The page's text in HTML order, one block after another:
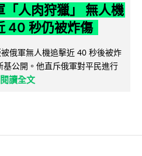
人肉狩獵」 無人機
40 秒仍被炸傷
俄軍無人機追擊近 40 秒後被炸
公開。他直斥俄軍對平民進行
閱讀全文